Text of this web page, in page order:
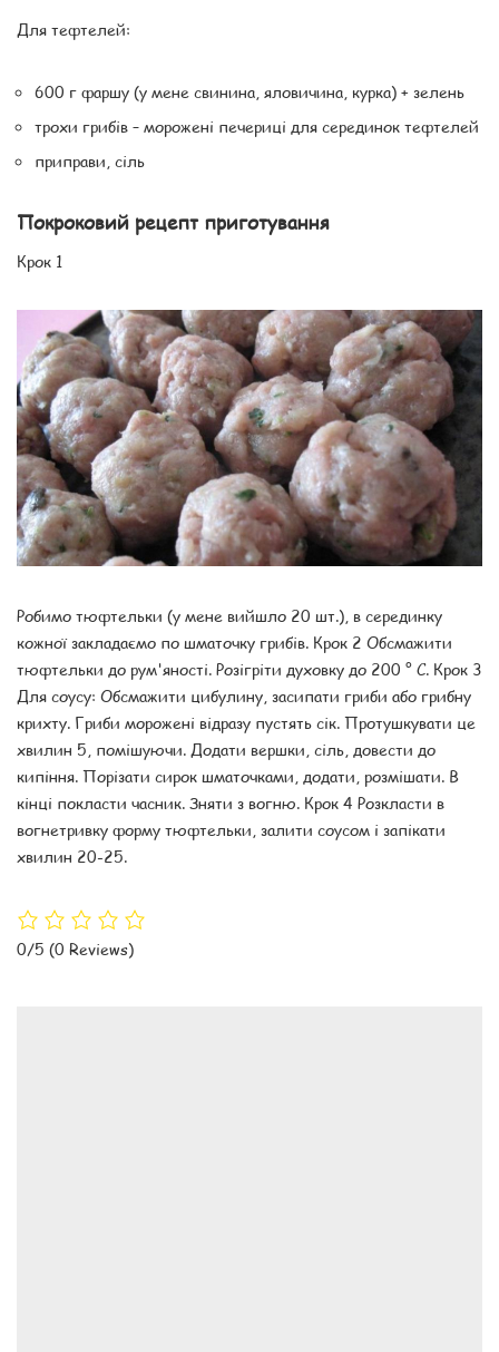
Для тефтелей:
600 г фаршу (у мене свинина, яловичина, курка) + зелень
трохи грибів – морожені печериці для серединок тефтелей
приправи, сіль
Покроковий рецепт приготування
Крок 1
Робимо тюфтельки (у мене вийшло 20 шт.), в серединку
кожної закладаємо по шматочку грибів. Крок 2 Обсмажити
тюфтельки до рум'яності. Розігріти духовку до 200 ° С. Крок 3
Для соусу: Обсмажити цибулину, засипати гриби або грибну
крихту. Гриби морожені відразу пустять сік. Протушкувати це
хвилин 5, помішуючи. Додати вершки, сіль, довести до
кипіння. Порізати сирок шматочками, додати, розмішати. В
кінці покласти часник. Зняти з вогню. Крок 4 Розкласти в
вогнетривку форму тюфтельки, залити соусом і запікати
хвилин 20-25.
0/5 (0 Reviews)